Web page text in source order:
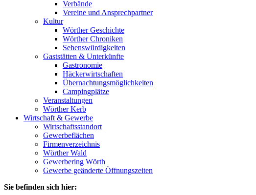
Verbände
Vereine und Ansprechpartner
Kultur
Wörther Geschichte
Wörther Chroniken
Sehenswürdigkeiten
Gaststätten & Unterkünfte
Gastronomie
Häckerwirtschaften
Übernachtungsmöglichkeiten
Campingplätze
Veranstaltungen
Wörther Kerb
Wirtschaft & Gewerbe
Wirtschaftsstandort
Gewerbeflächen
Firmenverzeichnis
Wörther Wald
Gewerbering Wörth
Gewerbe geänderte Öffnungszeiten
Sie befinden sich hier: